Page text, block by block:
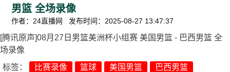
男篮 全场录像
作者：24直播网 发布时间：2025-08-27 13:47:37
[腾讯原声]08月27日男篮美洲杯小组赛 美国男篮 - 巴西男篮 全
场录像
标签：
比赛录像 篮球 美国男篮 巴西男篮